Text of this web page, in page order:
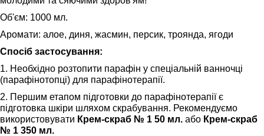
Об'єм: 1000 мл.
Аромати: алое, диня, жасмин, персик, троянда, ягоди
Спосіб застосування:
1. Необхідно розтопити парафін у спеціальній ванночці
(парафінотопці) для парафінотерапії.
2. Першим етапом підготовки до парафінотерапії є
підготовка шкіри шляхом скрабування. Рекомендуємо
використовувати Крем-скраб № 1 50 мл. або Крем-скраб
№ 1 350 мл.